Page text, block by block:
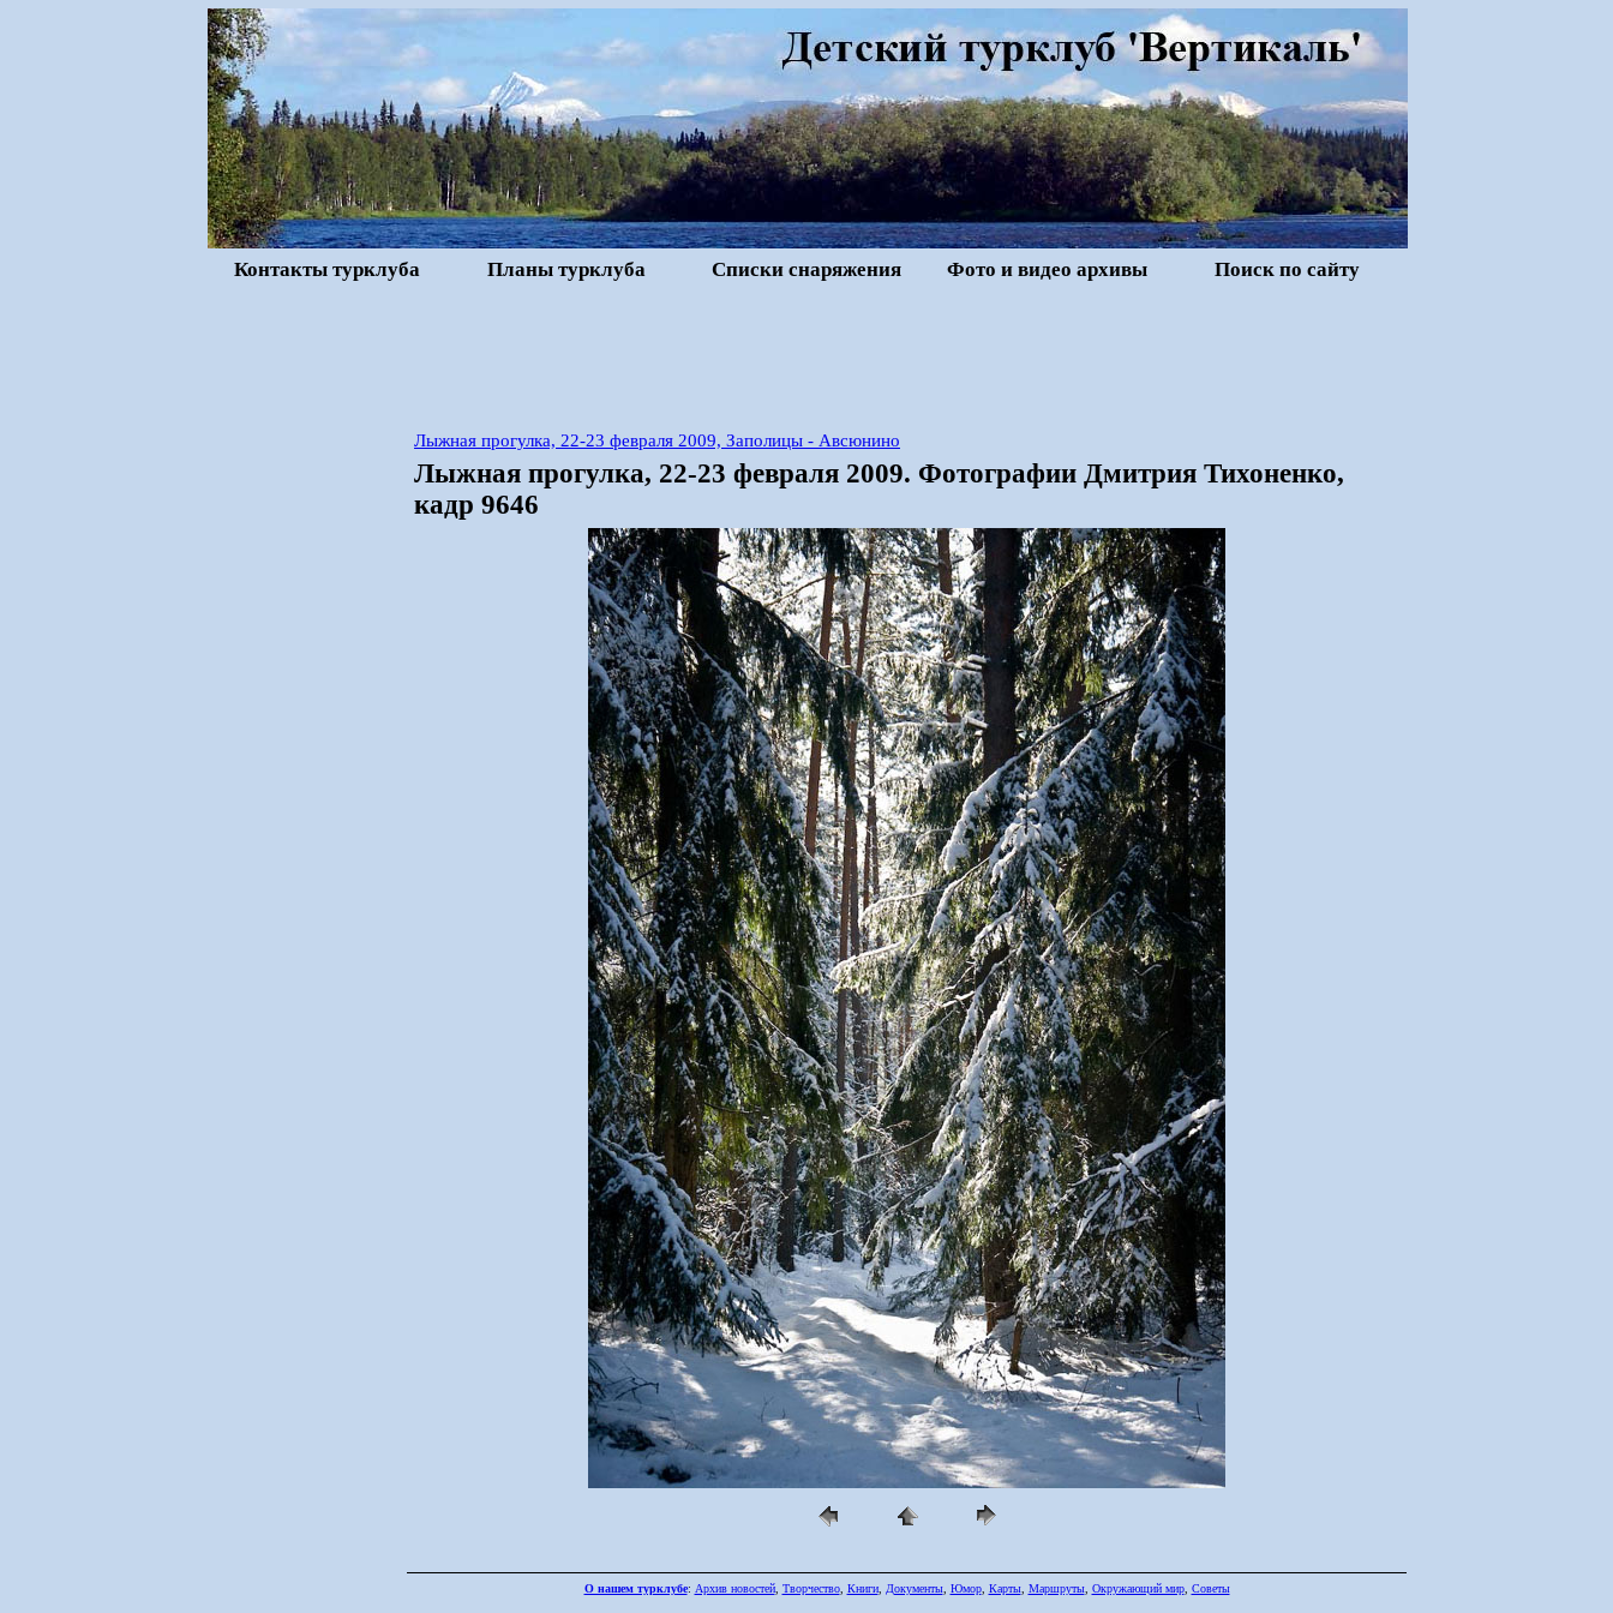
Контакты турклуба Планы турклуба Списки снаряжения Фото и видео архивы Поиск по сайту
Лыжная прогулка, 22-23 февраля 2009, Заполицы - Авсюнино
Лыжная прогулка, 22-23 февраля 2009. Фотографии Дмитрия Тихоненко,
кадр 9646
О нашем турклубе: Архив новостей, Творчество, Книги, Документы, Юмор, Карты, Маршруты, Окружающий мир, Советы